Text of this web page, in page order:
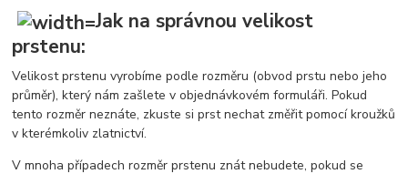
Jak na správnou velikost
prstenu:
Velikost prstenu vyrobíme podle rozměru (obvod prstu nebo jeho
průměr), který nám zašlete v objednávkovém formuláři. Pokud
tento rozměr neznáte, zkuste si prst nechat změřit pomocí kroužků
v kterémkoliv zlatnictví.
V mnoha případech rozměr prstenu znát nebudete, pokud se